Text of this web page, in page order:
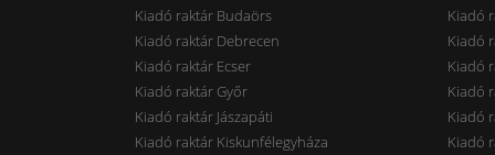
Kiadó raktár Budaörs
Kiadó
Kiadó raktár Debrecen
Kiadó
Kiadó raktár Ecser
Kiadó
Kiadó raktár Győr
Kiadó
Kiadó raktár Jászapáti
Kiadó
Kiadó raktár Kiskunfélegyháza
Kiadó